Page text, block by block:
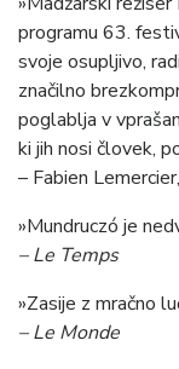
programu 63.
svoje osupljivo,
značilno
poglablja v
ki jih nosi človek,
– Fabien Lemercier,
»Mundruczó je
– Le Temps
»Zasije z mračno
– Le Monde